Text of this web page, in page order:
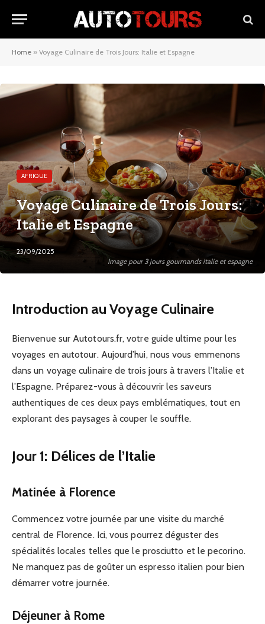
Home » Voyage Culinaire de Trois Jours: Italie et Espagne
Image pour 3 jours gourmands italie et espagne
AFRIQUE
Voyage Culinaire de Trois Jours:
Italie et Espagne
23/09/2025
Introduction au Voyage Culinaire
Bienvenue sur Autotours.fr, votre guide ultime pour les
voyages en autotour. Aujourd’hui, nous vous emmenons
dans un voyage culinaire de trois jours à travers l’Italie et
l’Espagne. Préparez-vous à découvrir les saveurs
authentiques de ces deux pays emblématiques, tout en
explorant des paysages à couper le souffle.
Jour 1: Délices de l’Italie
Matinée à Florence
Commencez votre journée par une visite du marché
central de Florence. Ici, vous pourrez déguster des
spécialités locales telles que le prosciutto et le pecorino.
Ne manquez pas de goûter un espresso italien pour bien
démarrer votre journée.
Déjeuner à Rome